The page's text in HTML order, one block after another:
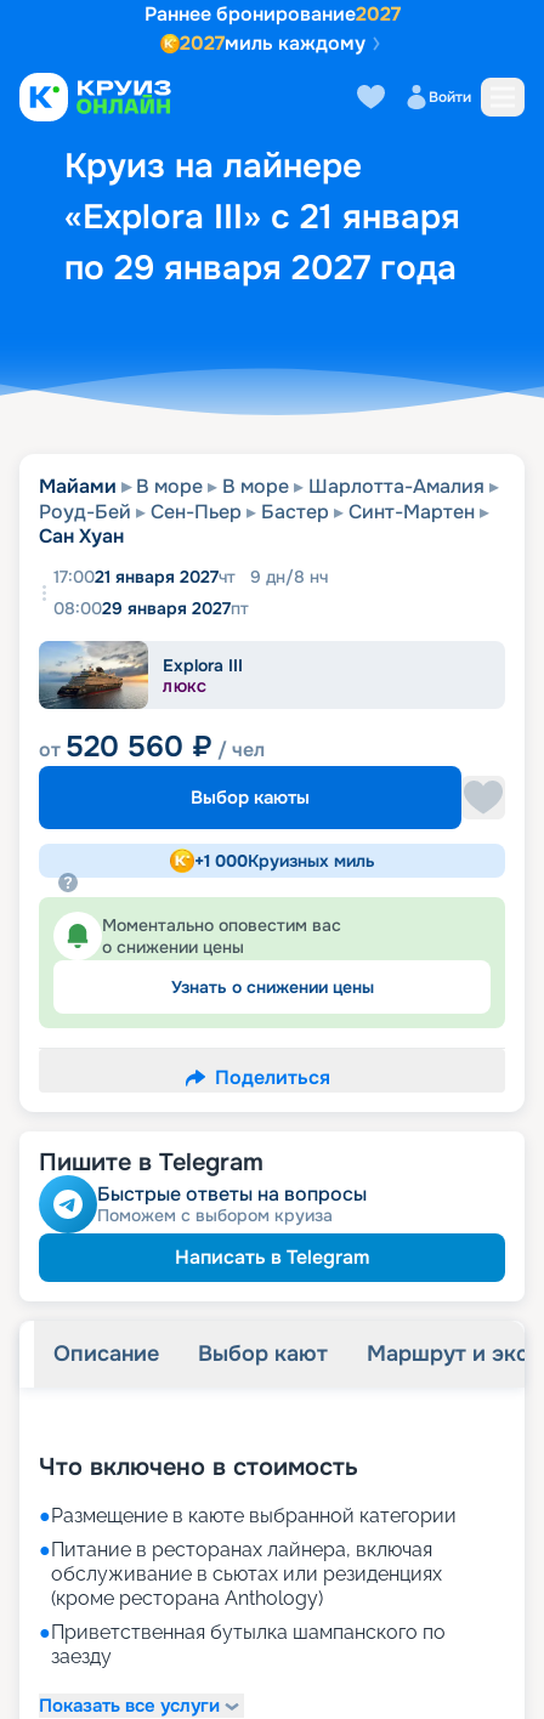
Раннее бронирование2027
2027миль каждому
Войти
Круиз на лайнере
«Explora III» с 21 января
по 29 января 2027 года
Выбор кают Маршрут и
Майами В море В море
Шарлотта-Амалия
Роуд-Бей
Сен-Пьер Бастер
Синт-Мартен
Сан Хуан
17:0021 января 2027чт 9 дн/8 нч
08:0029 января 2027пт
Explora III
ЛЮКС
от 520 560 ₽ / чел
Выбор каюты
+1 000Круизных миль
Моментально оповестим вас
о снижении цены
Узнать о снижении цены
Поделиться
Пишите в Telegram
Быстрые ответы на вопросы
Поможем с выбором круиза
Написать в Telegram
Описание Выбор кают Маршрут и
Что включено в стоимость
●Размещение в каюте выбранной категории
●Питание в ресторанах лайнера, включая
обслуживание в сьютах или резиденциях
(кроме ресторана Anthology)
●Приветственная бутылка шампанского по
заезду
Показать все услуги